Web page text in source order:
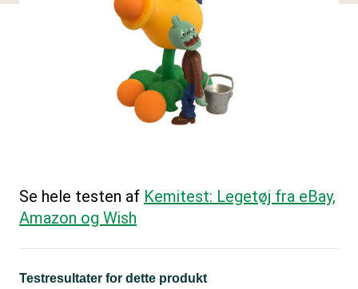
Se hele testen af Kemitest: Legetøj fra eBay,
Amazon og Wish
Testresultater for dette produkt